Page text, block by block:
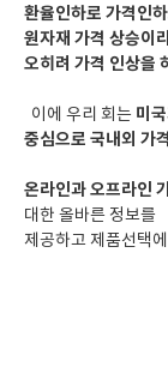
환율인하로 가격인
원자재 가격 상승이
오히려 가격 인상을
이에 우리 회는 미
중심으로 국내외 가
온라인과 오프라인
대한 올바른 정보를
제공하고 제품선택